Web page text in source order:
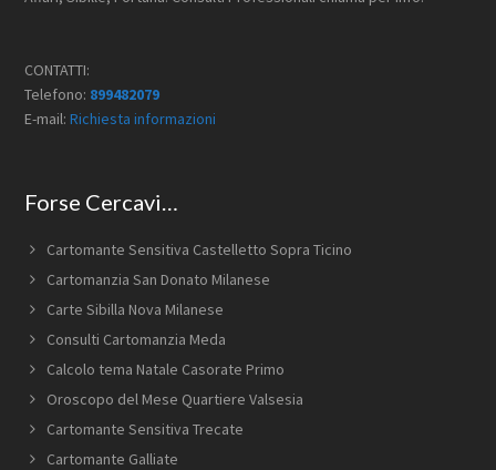
CONTATTI:
Telefono: 899482079
E-mail:Richiesta informazioni
Forse Cercavi…
Cartomante Sensitiva Castelletto Sopra Ticino
Cartomanzia San Donato Milanese
Carte Sibilla Nova Milanese
Consulti Cartomanzia Meda
Calcolo tema Natale Casorate Primo
Oroscopo del Mese Quartiere Valsesia
Cartomante Sensitiva Trecate
Cartomante Galliate